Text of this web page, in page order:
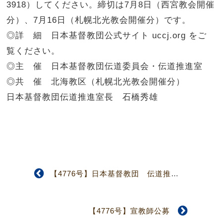
3918）してください。締切は7月8日（西宮教会開催
分）、7月16日（札幌北光教会開催分）です。
◎詳 細 日本基督教団公式サイト uccj.org をご
覧ください。
◎主 催 日本基督教団伝道委員会・伝道推進室
◎共 催 北海教区（札幌北光教会開催分）
日本基督教団伝道推進室長 石橋秀雄
【4776号】日本基督教団 伝道推進室 《発足記念大阪大会》
【4776号】宣教師公募